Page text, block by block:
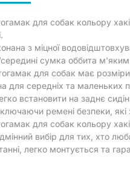
для собак кольору
з міцної
сумка оббита
для собак має
для середніх та маленьких
встановити на заднє
ремені безпеки,
для собак кольору
вибір для тих, хто
легко монтується та